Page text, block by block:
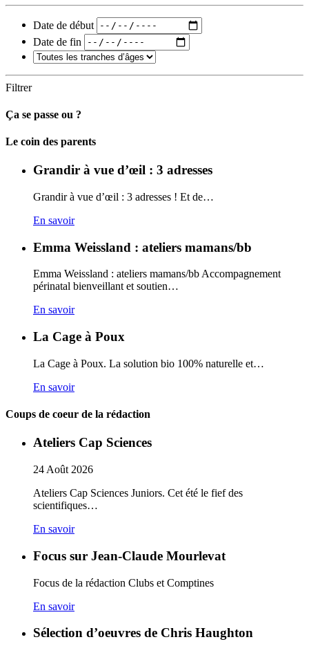
Date de début
Date de fin
Filtrer
Ça se passe ou ?
Carto
Le coin des parents
Grandir à vue d’œil : 3 adresses
Grandir à vue d’œil : 3 adresses ! Et de…
En savoir
Emma Weissland : ateliers mamans/bb
Emma Weissland : ateliers mamans/bb Accompagnement
périnatal bienveillant et soutien…
En savoir
La Cage à Poux
La Cage à Poux. La solution bio 100% naturelle et…
En savoir
Coups de coeur de la rédaction
Ateliers Cap Sciences
24 Août 2026
Ateliers Cap Sciences Juniors. Cet été le fief des
scientifiques…
En savoir
Focus sur Jean-Claude Mourlevat
Focus de la rédaction Clubs et Comptines
En savoir
Sélection d’oeuvres de Chris Haughton